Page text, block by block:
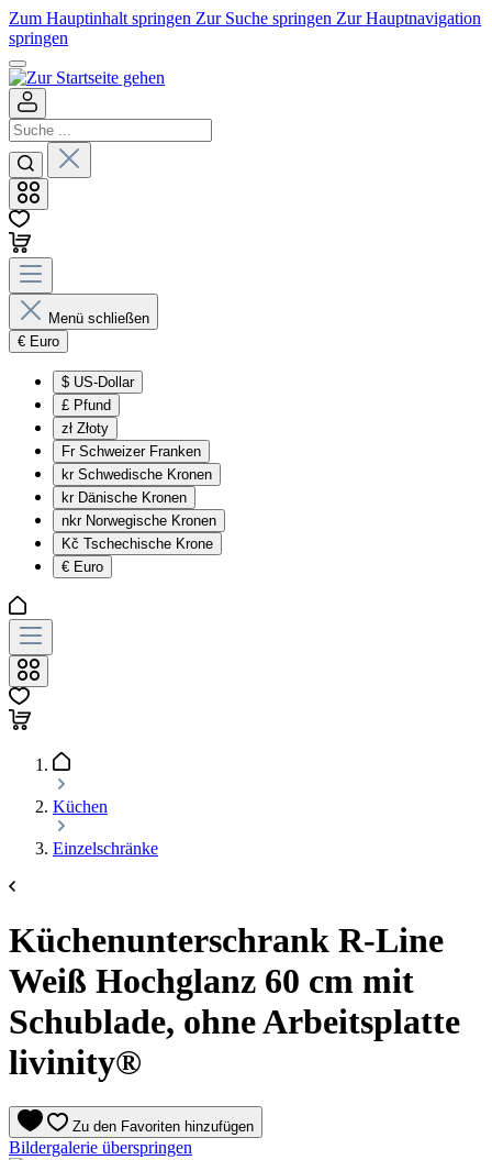
Zum Hauptinhalt springen Zur Suche springen Zur Hauptnavigation
springen
Menü schließen
€ Euro
$ US-Dollar
£ Pfund
zł Złoty
Fr Schweizer Franken
kr Schwedische Kronen
kr Dänische Kronen
nkr Norwegische Kronen
Kč Tschechische Krone
€ Euro
Küchen
Einzelschränke
Küchenunterschrank R-Line
Weiß Hochglanz 60 cm mit
Schublade, ohne Arbeitsplatte
livinity®
Zu den Favoriten hinzufügen
Bildergalerie überspringen